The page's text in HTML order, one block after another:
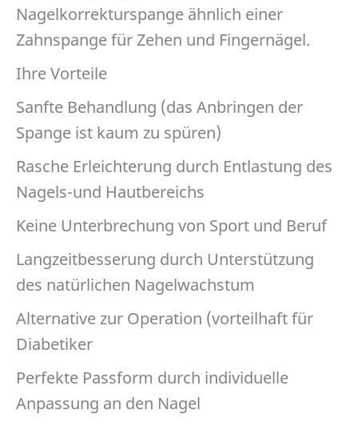
Nagelkorrekturspange ähnlich einer
Zahnspange für Zehen und Fingernägel.
Ihre Vorteile
Sanfte Behandlung (das Anbringen der
Spange ist kaum zu spüren)
Rasche Erleichterung durch Entlastung des
Nagels-und Hautbereichs
Keine Unterbrechung von Sport und Beruf
Langzeitbesserung durch Unterstützung
des natürlichen Nagelwachstum
Alternative zur Operation (vorteilhaft für
Diabetiker
Perfekte Passform durch individuelle
Anpassung an den Nagel